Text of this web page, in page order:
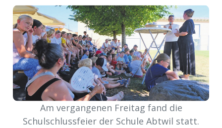
App
Auw
Auw:
Am vergangenen Freitag fand die
Schulschlussfeier der Schule Abtwil statt.